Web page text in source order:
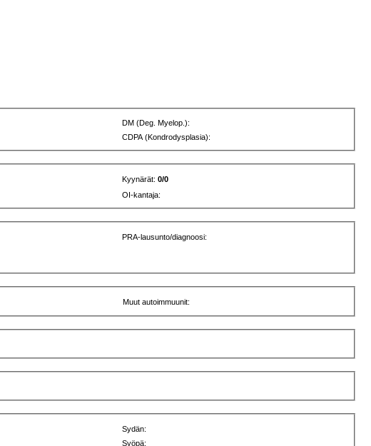
DM (Deg. Myelop.):
CDPA (Kondrodysplasia):
Kyynärät:0/0
OI-kantaja:
PRA-lausunto/diagnoosi:
Muut autoimmuunit:
Sydän:
Syöpä: